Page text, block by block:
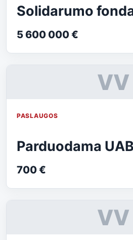
Solidarumo
5 600 000 €
VV
PASLAUGOS
Parduodama
700 €
VV